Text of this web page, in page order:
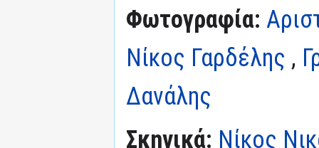
Φωτογραφία:
Νίκος Γαρδέλης ,
Δανάλης
Σκηνικά: Νίκος